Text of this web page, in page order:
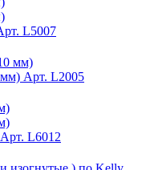
L5007
Арт. L2005
Арт. L6012